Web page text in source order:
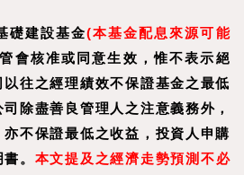
礎建設基金(本基金配息來源可能
會核准或同意生效，惟不表示絕
往之經理績效不保證基金之最低
除盡善良管理人之注意義務外，
不保證最低之收益，投資人申購
。 本文提及之經濟走勢預測不必